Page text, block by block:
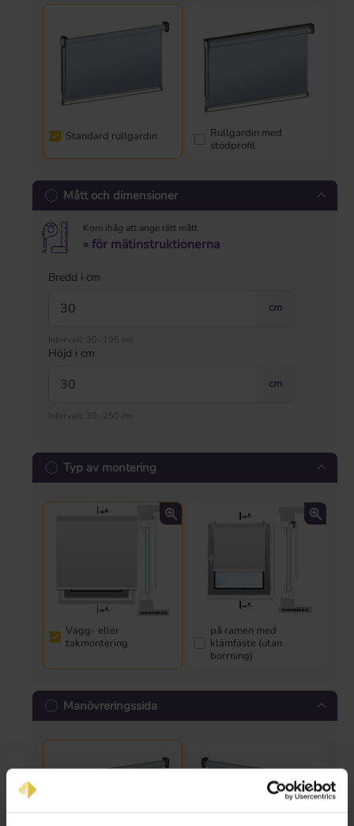
Standard rullgardin
Rullgardin med
stödprofil
Mått och dimensioner
Kom ihåg att ange rätt mått.
» för mätinstruktionerna
Bredd i cm
cm
Intervall: 30–195 cm
Höjd i cm
cm
Intervall: 30–250 cm
Typ av montering
Vägg- eller
takmontering
på ramen med
klämfäste (utan
borrning)
Manövreringssida